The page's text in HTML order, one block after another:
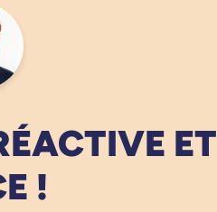
ET
!